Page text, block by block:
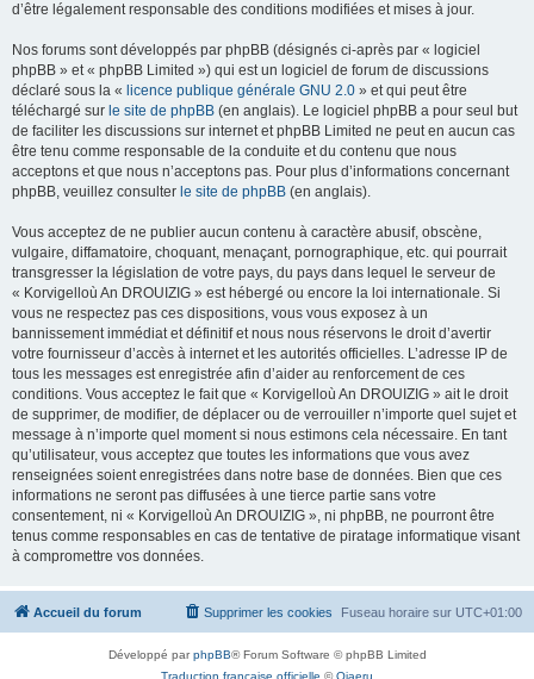
d’être légalement responsable des conditions modifiées et mises à jour.
Nos forums sont développés par phpBB (désignés ci-après par « logiciel
phpBB » et « phpBB Limited ») qui est un logiciel de forum de discussions
déclaré sous la « licence publique générale GNU 2.0 » et qui peut être
téléchargé sur le site de phpBB (en anglais). Le logiciel phpBB a pour seul but
de faciliter les discussions sur internet et phpBB Limited ne peut en aucun cas
être tenu comme responsable de la conduite et du contenu que nous
acceptons et que nous n’acceptons pas. Pour plus d’informations concernant
phpBB, veuillez consulter le site de phpBB (en anglais).
Vous acceptez de ne publier aucun contenu à caractère abusif, obscène,
vulgaire, diffamatoire, choquant, menaçant, pornographique, etc. qui pourrait
transgresser la législation de votre pays, du pays dans lequel le serveur de
« Korvigelloù An DROUIZIG » est hébergé ou encore la loi internationale. Si
vous ne respectez pas ces dispositions, vous vous exposez à un
bannissement immédiat et définitif et nous nous réservons le droit d’avertir
votre fournisseur d’accès à internet et les autorités officielles. L’adresse IP de
tous les messages est enregistrée afin d’aider au renforcement de ces
conditions. Vous acceptez le fait que « Korvigelloù An DROUIZIG » ait le droit
de supprimer, de modifier, de déplacer ou de verrouiller n’importe quel sujet et
message à n’importe quel moment si nous estimons cela nécessaire. En tant
qu’utilisateur, vous acceptez que toutes les informations que vous avez
renseignées soient enregistrées dans notre base de données. Bien que ces
informations ne seront pas diffusées à une tierce partie sans votre
consentement, ni « Korvigelloù An DROUIZIG », ni phpBB, ne pourront être
tenus comme responsables en cas de tentative de piratage informatique visant
à compromettre vos données.
Accueil du forum Fuseau horaire sur UTC+01:00
Supprimer les cookies
Développé parphpBB® Forum Software © phpBB Limited
Traduction française officielle ©Qiaeru